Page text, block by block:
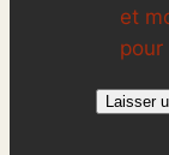
et
pour